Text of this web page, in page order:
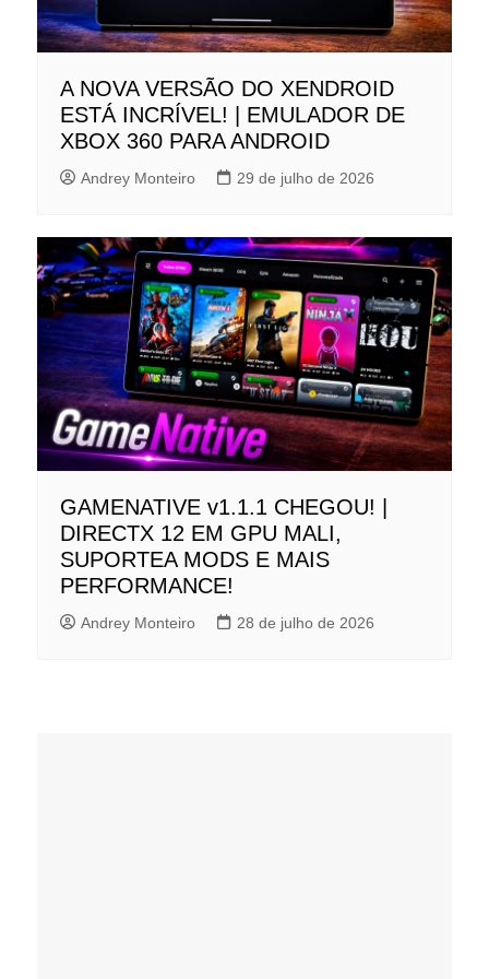
A NOVA VERSÃO DO XENDROID
ESTÁ INCRÍVEL! | EMULADOR DE
XBOX 360 PARA ANDROID
Andrey Monteiro 29 de julho de 2026
GAMENATIVE v1.1.1 CHEGOU! |
DIRECTX 12 EM GPU MALI,
SUPORTEA MODS E MAIS
PERFORMANCE!
Andrey Monteiro 28 de julho de 2026